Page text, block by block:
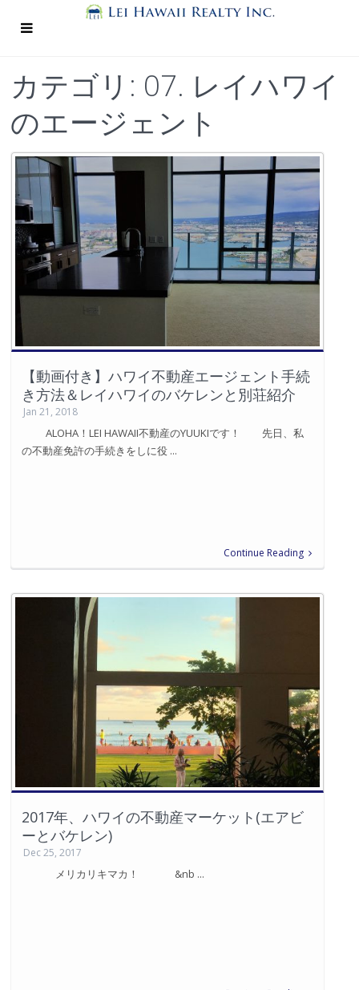
カテゴリ: 07. レイハワイ
のエージェント
【動画付き】ハワイ不動産エージェント手続
き方法＆レイハワイのバケレンと別荘紹介
Jan 21, 2018
ALOHA！LEI HAWAII不動産のYUUKIです！ 先日、私
の不動産免許の手続きをしに役 ...
Continue Reading
2017年、ハワイの不動産マーケット(エアビ
ーとバケレン)
Dec 25, 2017
メリカリキマカ！ &nb ...